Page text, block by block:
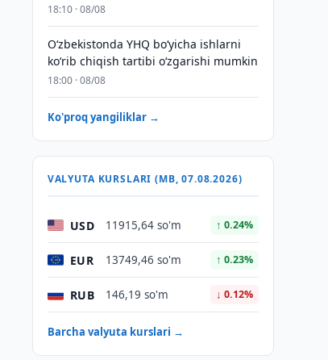
18:10 · 08/08
O‘zbekistonda YHQ bo‘yicha ishlarni
ko‘rib chiqish tartibi o‘zgarishi mumkin
18:00 · 08/08
Ko'proq yangiliklar →
VALYUTA KURSLARI (MB, 07.08.2026)
USD 11915,64 so'm ↑ 0.24%
EUR 13749,46 so'm ↑ 0.23%
RUB 146,19 so'm ↓ 0.12%
Barcha valyuta kurslari →